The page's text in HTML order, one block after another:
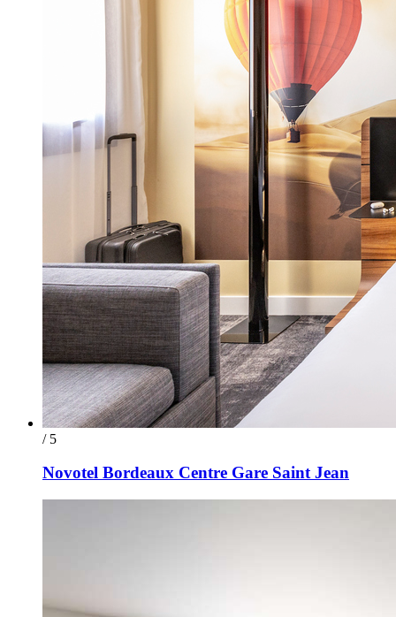
/ 5
Novotel Bordeaux Centre Gare Saint Jean